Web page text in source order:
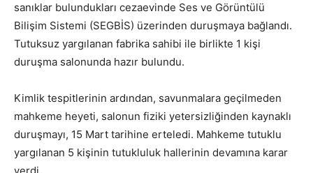
sanıklar bulundukları cezaevinde Ses ve Görüntülü
Bilişim Sistemi (SEGBİS) üzerinden duruşmaya bağlandı.
Tutuksuz yargılanan fabrika sahibi ile birlikte 1 kişi
duruşma salonunda hazır bulundu.
Kimlik tespitlerinin ardından, savunmalara geçilmeden
mahkeme heyeti, salonun fiziki yetersizliğinden kaynaklı
duruşmayı, 15 Mart tarihine erteledi. Mahkeme tutuklu
yargılanan 5 kişinin tutukluluk hallerinin devamına karar